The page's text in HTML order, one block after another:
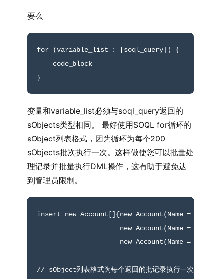
要么
for (variable_list : [soql_query] )
{
}
变量和variable_list必须与soql_query返回的
sObjects类型相同。 最好使用SOQL for循环的
sObject列表格式，因为循环为每个200
sObjects批次执行一次。这样做使您可以批量处
理记录并批量执行DML操作，这有助于避免达
到管理员限制。
insert new Account [] {new Account(Name =
new Account(Name =
new Account(Name =
// sObject列表格式为每个返回的批记录执行一次for循环